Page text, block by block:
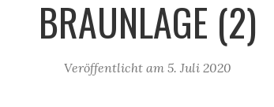
BRAUNLAGE (2)
Veröffentlicht am 5. Juli 2020